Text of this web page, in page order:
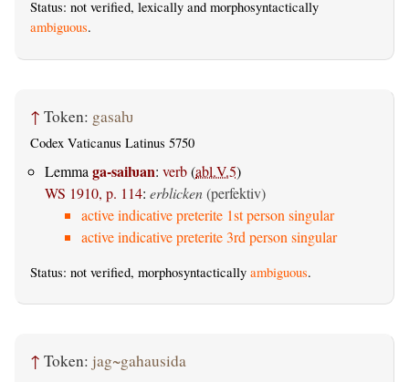
Status: not verified, lexically and morphosyntactically
ambiguous.
↑ Token: gasaƕ
Codex Vaticanus Latinus 5750
Lemma ga-saiƕan: verb(abl.V.5)
WS 1910, p. 114: erblicken(perfektiv)
active indicative preterite 1st person singular
active indicative preterite 3rd person singular
Status: not verified, morphosyntactically ambiguous.
↑ Token: jag~gahausida